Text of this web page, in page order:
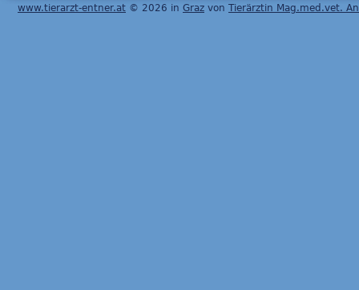
www.tierarzt-entner.at © 2026 in Graz von Tierärztin Mag.med.vet.